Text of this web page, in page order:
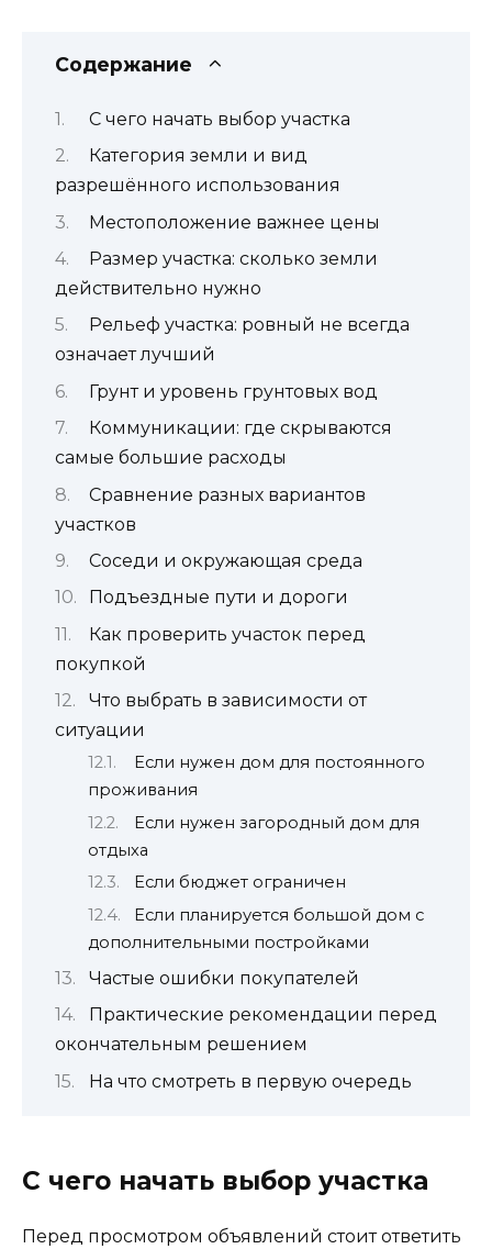
Содержание
С чего начать выбор участка
Категория земли и вид
разрешённого использования
Местоположение важнее цены
Размер участка: сколько земли
действительно нужно
Рельеф участка: ровный не всегда
означает лучший
Грунт и уровень грунтовых вод
Коммуникации: где скрываются
самые большие расходы
Сравнение разных вариантов
участков
Соседи и окружающая среда
Подъездные пути и дороги
Как проверить участок перед
покупкой
Что выбрать в зависимости от
ситуации
Если нужен дом для постоянного
проживания
Если нужен загородный дом для
отдыха
Если бюджет ограничен
Если планируется большой дом с
дополнительными постройками
Частые ошибки покупателей
Практические рекомендации перед
окончательным решением
На что смотреть в первую очередь
С чего начать выбор участка
Перед просмотром объявлений стоит ответить